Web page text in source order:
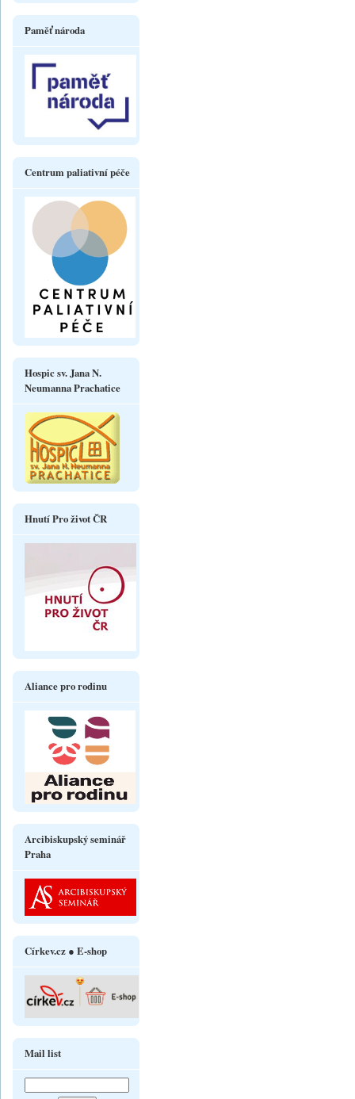
Paměť národa
Centrum paliativní péče
Hospic sv. Jana N.
Neumanna Prachatice
Hnutí Pro život ČR
Aliance pro rodinu
Arcibiskupský seminář
Praha
Církev.cz ● E-shop
Mail list